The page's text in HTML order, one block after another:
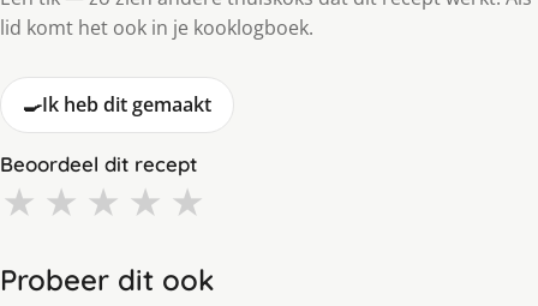
lid komt het ook in je kooklogboek.
🍳Ik heb dit gemaakt
Beoordeel dit recept
★ ★ ★ ★ ★
Probeer dit ook